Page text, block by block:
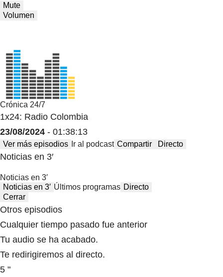
Mute
Volumen
Crónica 24/7
1x24: Radio Colombia
23/08/2024 - 01:38:13
Ver más episodios Ir al podcast Compartir Directo
Noticias en 3′
Noticias en 3′
Noticias en 3′ Últimos programas Directo
Cerrar
Otros episodios
Cualquier tiempo pasado fue anterior
Tu audio se ha acabado.
Te redirigiremos al directo.
5 "